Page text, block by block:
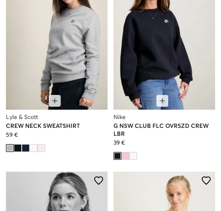
Lyle & Scott
CREW NECK SWEATSHIRT
59 €
Nike
G NSW CLUB FLC OVRSZD CREW
LBR
39 €